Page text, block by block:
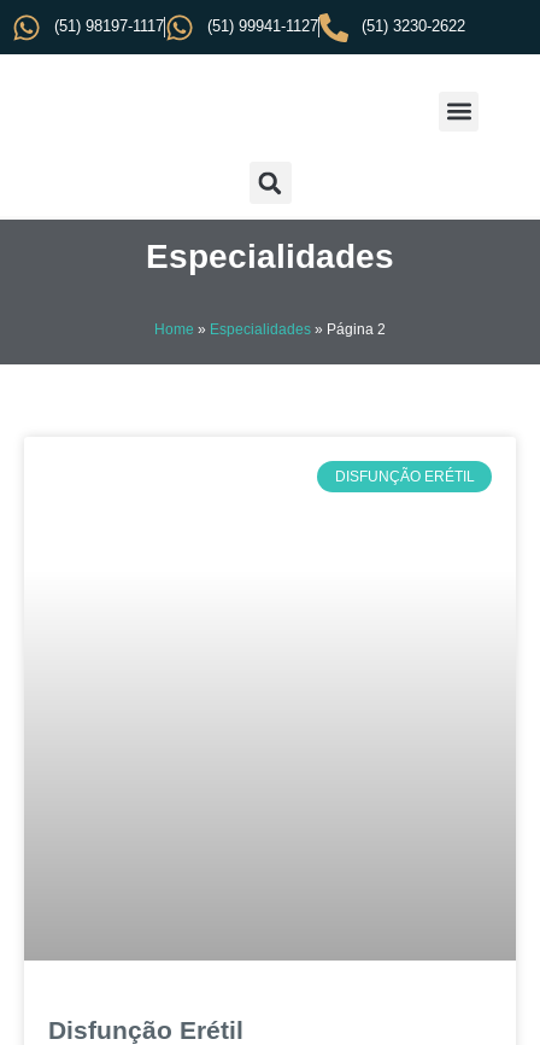
(51) 98197-1117 (51) 99941-1127 (51) 3230-2622
Especialidades
Home » Especialidades » Página 2
DISFUNÇÃO ERÉTIL
Disfunção Erétil